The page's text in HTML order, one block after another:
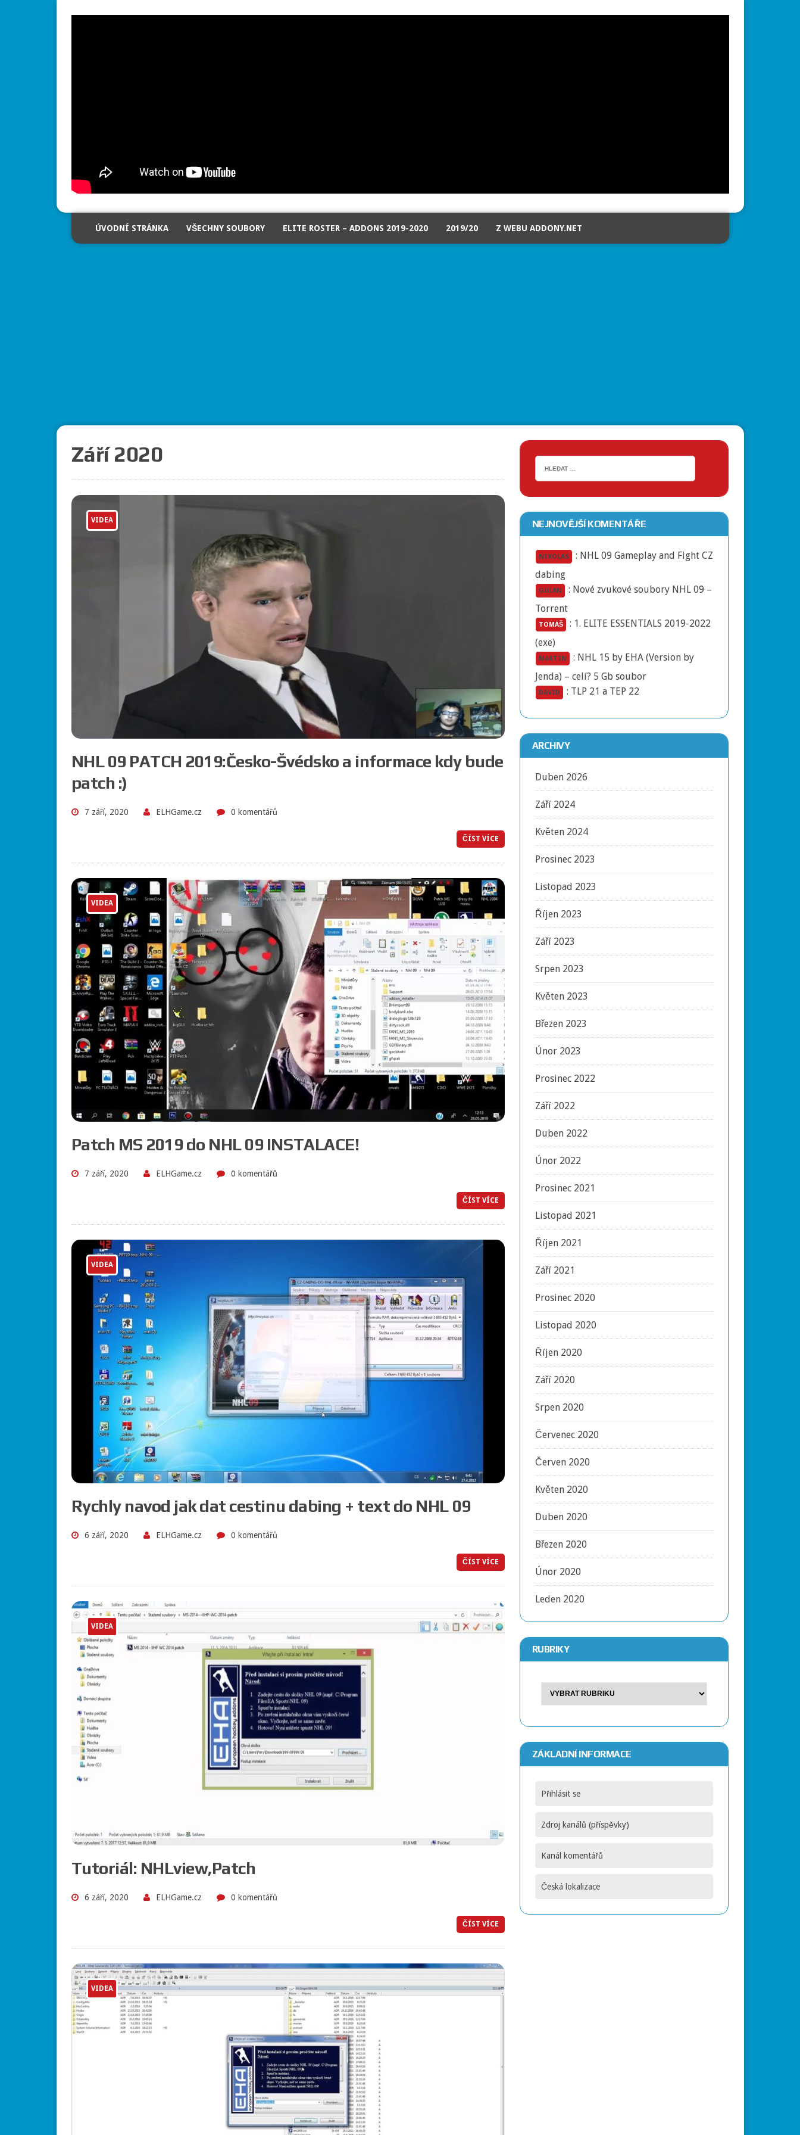
ÚVODNÍ STRÁNKA VŠECHNY SOUBORY ELITE ROSTER – ADDONS 2019-2020 2019/20 Z WEBU ADDONY.NET
Září 2020
VIDEA
NHL 09 PATCH 2019:Česko-Švédsko a informace kdy bude
patch :)
7 září, 2020 ELHGame.cz 0 komentářů
ČÍST VÍCE
VIDEA
Patch MS 2019 do NHL 09 INSTALACE!
7 září, 2020 ELHGame.cz 0 komentářů
ČÍST VÍCE
VIDEA
Rychly navod jak dat cestinu dabing + text do NHL 09
6 září, 2020 ELHGame.cz 0 komentářů
ČÍST VÍCE
VIDEA
Tutoriál: NHLview,Patch
6 září, 2020 ELHGame.cz 0 komentářů
ČÍST VÍCE
VIDEA
NEJNOVĚJŠÍ KOMENTÁŘE
NIKOLAS : NHL 09 Gameplay and Fight CZ
dabing
GULAN : Nové zvukové soubory NHL 09 –
Torrent
TOMÁŠ : 1. ELITE ESSENTIALS 2019-2022
(exe)
MARTIN : NHL 15 by EHA (Version by
Jenda) – celí? 5 Gb soubor
DAVID : TLP 21 a TEP 22
ARCHIVY
Duben 2026
Září 2024
Květen 2024
Prosinec 2023
Listopad 2023
Říjen 2023
Září 2023
Srpen 2023
Květen 2023
Březen 2023
Únor 2023
Prosinec 2022
Září 2022
Duben 2022
Únor 2022
Prosinec 2021
Listopad 2021
Říjen 2021
Září 2021
Prosinec 2020
Listopad 2020
Říjen 2020
Září 2020
Srpen 2020
Červenec 2020
Červen 2020
Květen 2020
Duben 2020
Březen 2020
Únor 2020
Leden 2020
RUBRIKY
ZÁKLADNÍ INFORMACE
Přihlásit se
Zdroj kanálů (příspěvky)
Kanál komentářů
Česká lokalizace